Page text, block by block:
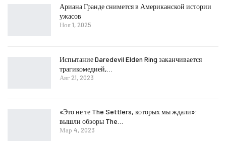
Ариана Гранде снимется в Американской истории
ужасов
Ноя 1, 2025
Испытание Daredevil Elden Ring заканчивается
трагикомедией,…
Авг 21, 2023
«Это не те The Settlers, которых мы ждали»:
вышли обзоры The…
Мар 4, 2023